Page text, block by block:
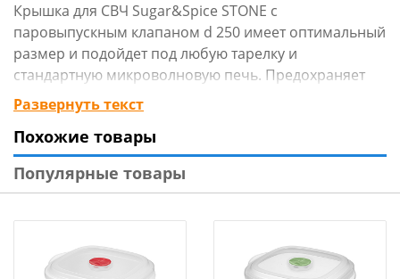
Крышка для СВЧ Sugar&Spice STONE c
паровыпускным клапаном d 250 имеет оптимальный
размер и подойдет под любую тарелку и
стандартную микроволновую печь. Предохраняет
внутреннюю поверхность СВЧ от брызг. Наличие
поддона дает разогревать без использования
дополнительной посуды. Изделие можно
использовать как сервировочное блюдо, для подачи
на стол. Изготовлена из высококачественного
камня, его надежность и безупречность создают
уникальную сервировку. Температурный режим: -5
+70°С.
Развернуть текст
Похожие товары
Популярные товары